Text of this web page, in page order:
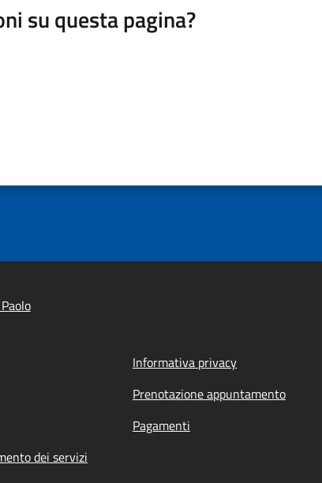
su questa pagina?
Informativa privacy
Prenotazione appuntamento
Pagamenti
dei servizi